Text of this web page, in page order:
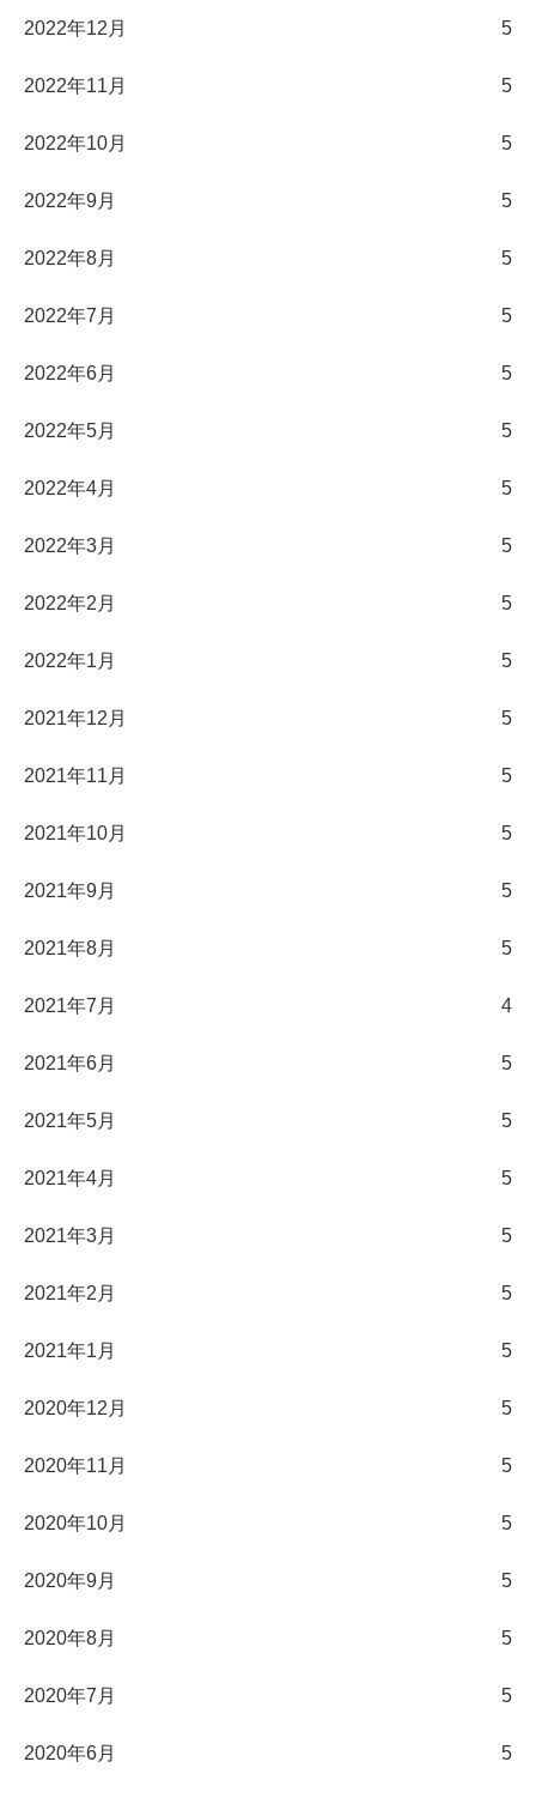
2022年12月 5
2022年11月 5
2022年10月 5
2022年9月 5
2022年8月 5
2022年7月 5
2022年6月 5
2022年5月 5
2022年4月 5
2022年3月 5
2022年2月 5
2022年1月 5
2021年12月 5
2021年11月 5
2021年10月 5
2021年9月 5
2021年8月 5
2021年7月 4
2021年6月 5
2021年5月 5
2021年4月 5
2021年3月 5
2021年2月 5
2021年1月 5
2020年12月 5
2020年11月 5
2020年10月 5
2020年9月 5
2020年8月 5
2020年7月 5
2020年6月 5